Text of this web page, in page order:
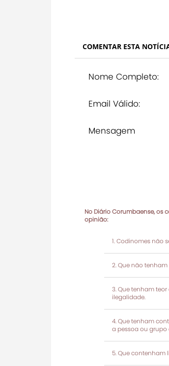
COMENTAR ESTA
Nome Completo:
Email Válido:
Mensagem
No Diário Corumbaense, os
opinião:
Codinomes não
Que não
Que tenham
ilegalidade.
Que tenham
a pessoa ou grupo
Que contenham